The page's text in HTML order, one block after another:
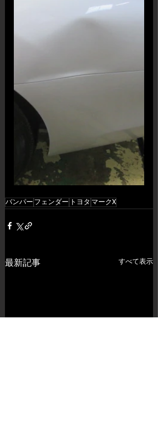
バンパー フェンダー トヨタ マークX
最新記事 すべて表示